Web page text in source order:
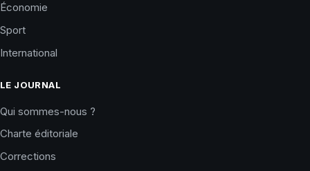
Économie
Sport
International
LE JOURNAL
Qui sommes-nous ?
Charte éditoriale
Corrections